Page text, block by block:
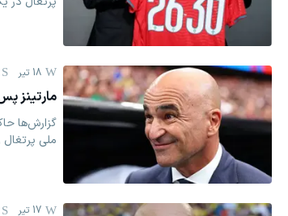
18 تیر
مارتینز
گزارش‌ها
ملی پرتغال
17 تیر